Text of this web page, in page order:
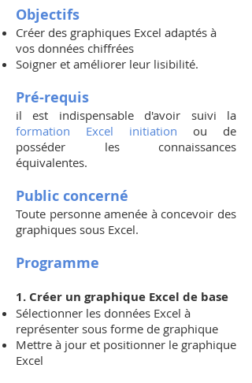
Objectifs
Créer des graphiques Excel adaptés à
vos données chiffrées
Soigner et améliorer leur lisibilité.
Pré-requis
il est indispensable d'avoir suivi la
formation Excel initiation
ou de
posséder les connaissances
équivalentes.
Public concerné
Toute personne amenée à concevoir des
graphiques sous Excel.
Programme
1. Créer un graphique Excel de base
Sélectionner les données Excel à
représenter sous forme de graphique
Mettre à jour et positionner le graphique
Excel